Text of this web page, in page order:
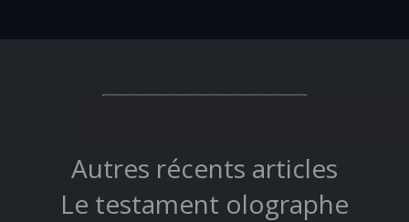
Autres récents articles
Le testament olographe